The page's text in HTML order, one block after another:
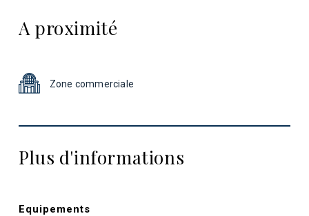
A proximité
Zone commerciale
Plus d'informations
Equipements